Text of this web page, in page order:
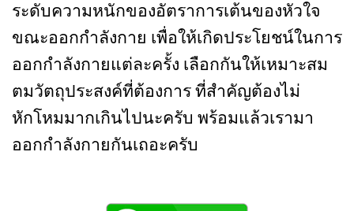
ระดับความหนักของอัตราการเต้นของหัวใจ
ขณะออกกำลังกาย เพื่อให้เกิดประโยชน์ในการ
ออกกำลังกายแต่ละครั้ง เลือกกันให้เหมาะสม
ตมวัตถุประสงค์ที่ต้องการ ที่สำคัญต้องไม่
หักโหมมากเกินไปนะครับ พร้อมแล้วเรามา
ออกกำลังกายกันเถอะครับ